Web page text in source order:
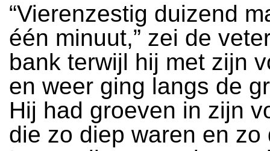
“Vierenzestig duizend
één minuut,” zei de
bank terwijl hij met zijn
en weer ging langs de
Hij had groeven in zijn
die zo diep waren en zo